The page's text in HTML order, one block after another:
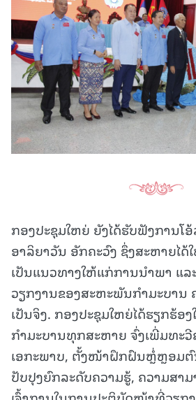
ກອງປະຊຸມໃຫຍ່ ຍັງໄດ້ຮັບຟັງການໂ
ອາລິຍາວັນ ອັກຄະວົງ ຊຶ່ງສະຫາຍໄ
ເປັນແນວທາງໃຫ້ແກ່ການນໍາພາ ແ
ວຽກງານຂອງສະຫະພັນກຳມະບານ
ເປັນຈິງ. ກອງປະຊຸມໃຫຍ່ໄດ້ຮຽກຮ້ອ
ກຳມະບານທຸກສະຫາຍ ຈົ່ງເພີ່ມທະວີ
ເອກະພາບ, ຕັ້ງໜ້າຝຶກຝົນຫຼໍ່ຫຼອມຕົນ
ປັບປຸງຍົກລະດັບຄວາມຮູ້, ຄວາມສາມ